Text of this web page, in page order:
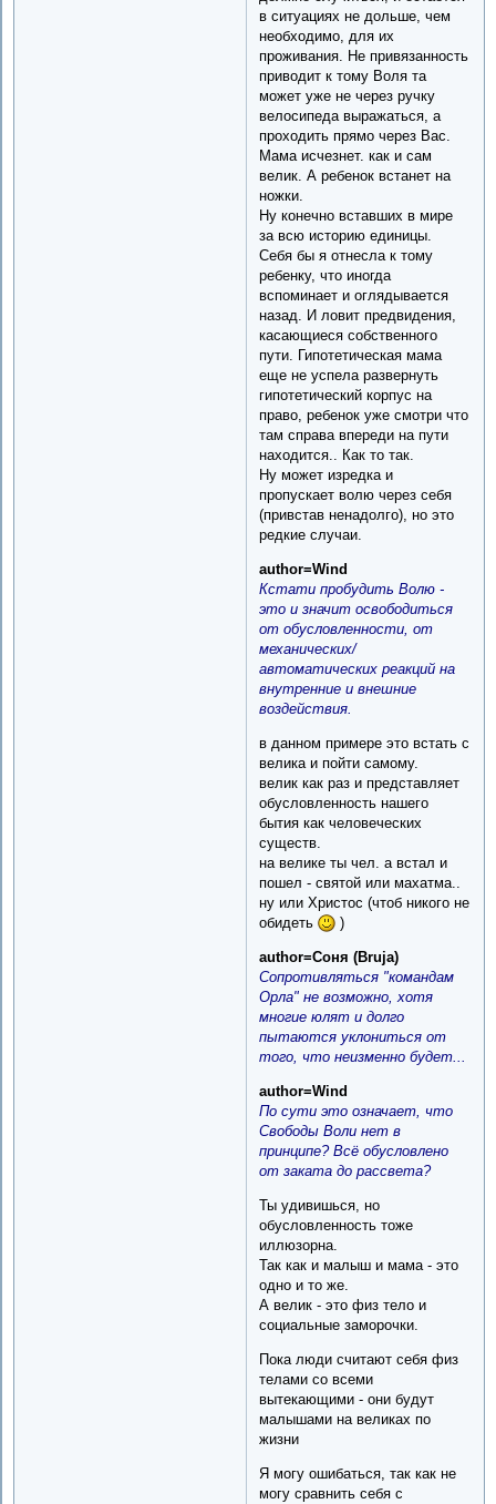
в ситуациях не дольше, чем
необходимо, для их
проживания. Не привязанность
приводит к тому Воля та
может уже не через ручку
велосипеда выражаться, а
проходить прямо через Вас.
Мама исчезнет. как и сам
велик. А ребенок встанет на
ножки.
Ну конечно вставших в мире
за всю историю единицы.
Себя бы я отнесла к тому
ребенку, что иногда
вспоминает и оглядывается
назад. И ловит предвидения,
касающиеся собственного
пути. Гипотетическая мама
еще не успела развернуть
гипотетический корпус на
право, ребенок уже смотри что
там справа впереди на пути
находится.. Как то так.
Ну может изредка и
пропускает волю через себя
(привстав ненадолго), но это
редкие случаи.
author=Wind
Кстати пробудить Волю -
это и значит освободиться
от обусловленности, от
механических/
автоматических реакций на
внутренние и внешние
воздействия.
в данном примере это встать с
велика и пойти самому.
велик как раз и представляет
обусловленность нашего
бытия как человеческих
существ.
на велике ты чел. а встал и
пошел - святой или махатма..
ну или Христос (чтоб никого не
обидеть
)
author=Соня (Bruja)
Сопротивляться "командам
Орла" не возможно, хотя
многие юлят и долго
пытаются уклониться от
того, что неизменно будет...
author=Wind
По сути это означает, что
Свободы Воли нет в
принципе? Всё обусловлено
от заката до рассвета?
Ты удивишься, но
обусловленность тоже
иллюзорна.
Так как и малыш и мама - это
одно и то же.
А велик - это физ тело и
социальные заморочки.
Пока люди считают себя физ
телами со всеми
вытекающими - они будут
малышами на великах по
жизни
Я могу ошибаться, так как не
могу сравнить себя с